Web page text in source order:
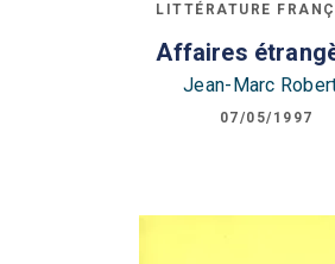
LITTÉRATURE
Affaires
Jean-Marc
07/05/1997